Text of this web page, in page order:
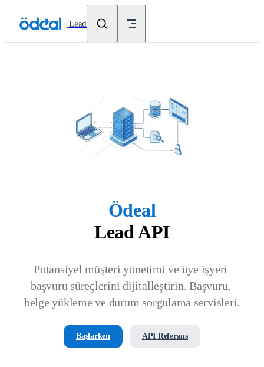
/Lead
Ödeal
Lead API
Potansiyel müşteri yönetimi ve üye işyeri
başvuru süreçlerini dijitalleştirin. Başvuru,
belge yükleme ve durum sorgulama servisleri.
Başlarken API Referans